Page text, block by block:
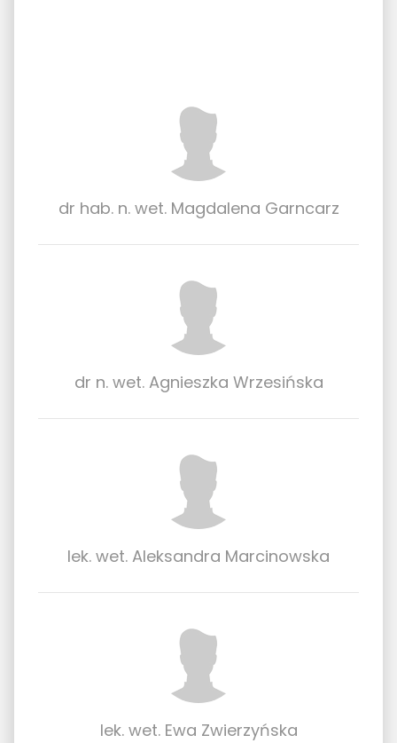
dr hab. n. wet. Magdalena Garncarz
dr n. wet. Agnieszka Wrzesińska
lek. wet. Aleksandra Marcinowska
lek. wet. Ewa Zwierzyńska